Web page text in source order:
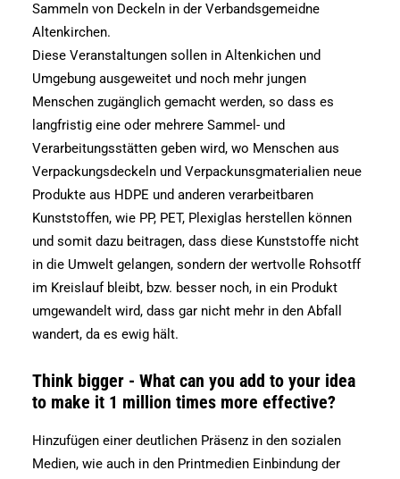
Sammeln von Deckeln in der Verbandsgemeidne
Altenkirchen.
Diese Veranstaltungen sollen in Altenkichen und
Umgebung ausgeweitet und noch mehr jungen
Menschen zugänglich gemacht werden, so dass es
langfristig eine oder mehrere Sammel- und
Verarbeitungsstätten geben wird, wo Menschen aus
Verpackungsdeckeln und Verpackunsgmaterialien neue
Produkte aus HDPE und anderen verarbeitbaren
Kunststoffen, wie PP, PET, Plexiglas herstellen können
und somit dazu beitragen, dass diese Kunststoffe nicht
in die Umwelt gelangen, sondern der wertvolle Rohsotff
im Kreislauf bleibt, bzw. besser noch, in ein Produkt
umgewandelt wird, dass gar nicht mehr in den Abfall
wandert, da es ewig hält.
Think bigger - What can you add to your idea
to make it 1 million times more effective?
Hinzufügen einer deutlichen Präsenz in den sozialen
Medien, wie auch in den Printmedien Einbindung der